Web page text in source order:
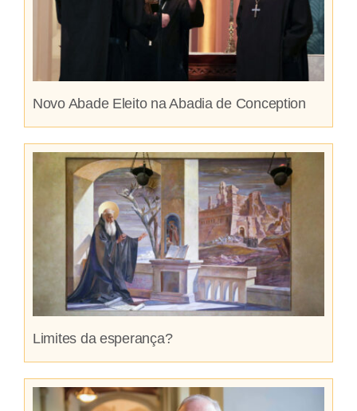
Novo Abade Eleito na Abadia de Conception
Limites da esperança?